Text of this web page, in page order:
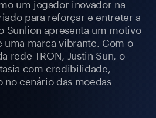
um jogador inovador na
para reforçar e entreter a
Sunlion apresenta um motivo
uma marca vibrante. Com o
rede TRON, Justin Sun, o
com credibilidade,
cenário das moedas